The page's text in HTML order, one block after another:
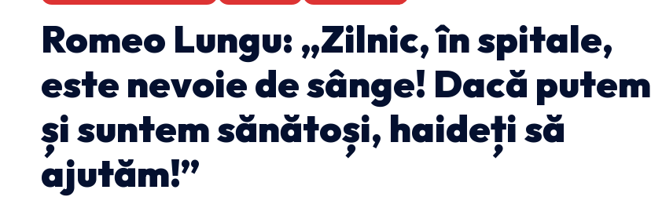
Romeo Lungu: „Zilnic, în spitale,
este nevoie de sânge! Dacă putem
și suntem sănătoși, haideți să
ajutăm!”